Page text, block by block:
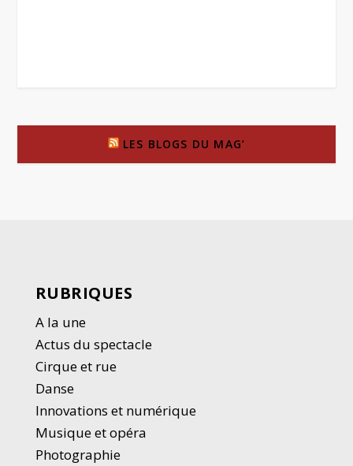
LES BLOGS DU MAG’
RUBRIQUES
A la une
Actus du spectacle
Cirque et rue
Danse
Innovations et numérique
Musique et opéra
Photographie